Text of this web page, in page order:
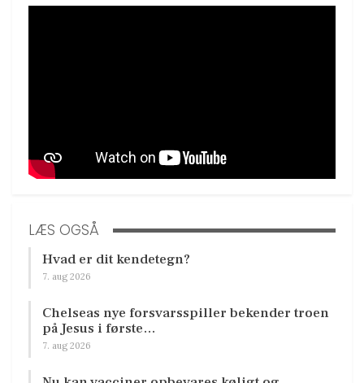
LÆS OGSÅ
Hvad er dit kendetegn?
7. aug 2026
Chelseas nye forsvarsspiller bekender troen
på Jesus i første…
7. aug 2026